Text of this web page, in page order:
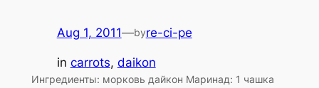
Aug 1, 2011—byre-ci-pe
in carrots, daikon
Ингредиенты: морковь дайкон Маринад: 1 чашка